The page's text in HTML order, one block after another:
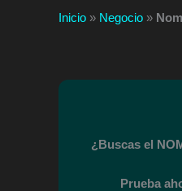
Inicio » Negocio »
¿Buscas el
Prueba